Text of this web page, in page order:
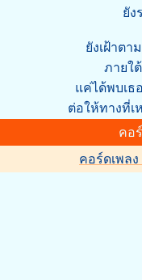
ยัง
ยังเฝ้าตา
ภายใ
แค่ได้พบเธ
ต่อให้ทางที่เ
คอ
คอร์ดเพลง